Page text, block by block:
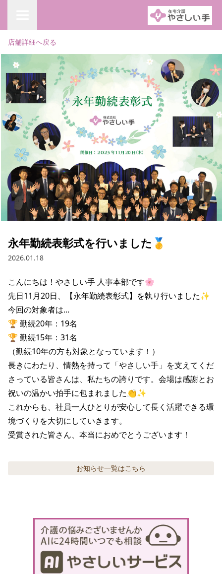
店舗詳細へ戻る
永年勤続表彰式を行いました🥇
2026.01.18
こんにちは！やさしい手 人事本部です🌸
先日11月20日、【永年勤続表彰式】を執り行いました✨
今回の対象者は...
🏆 勤続20年：19名
🏆 勤続15年：31名
（勤続10年の方も対象となっています！）
長きにわたり、情熱を持って「やさしい手」を支えてくだ
さっている皆さんは、私たちの誇りです。会場は感謝とお
祝いの温かい拍手に包まれました👏✨
これからも、社員一人ひとりが安心して長く活躍できる環
境づくりを大切にしていきます。
受賞された皆さん、本当におめでとうございます！
お知らせ一覧はこちら